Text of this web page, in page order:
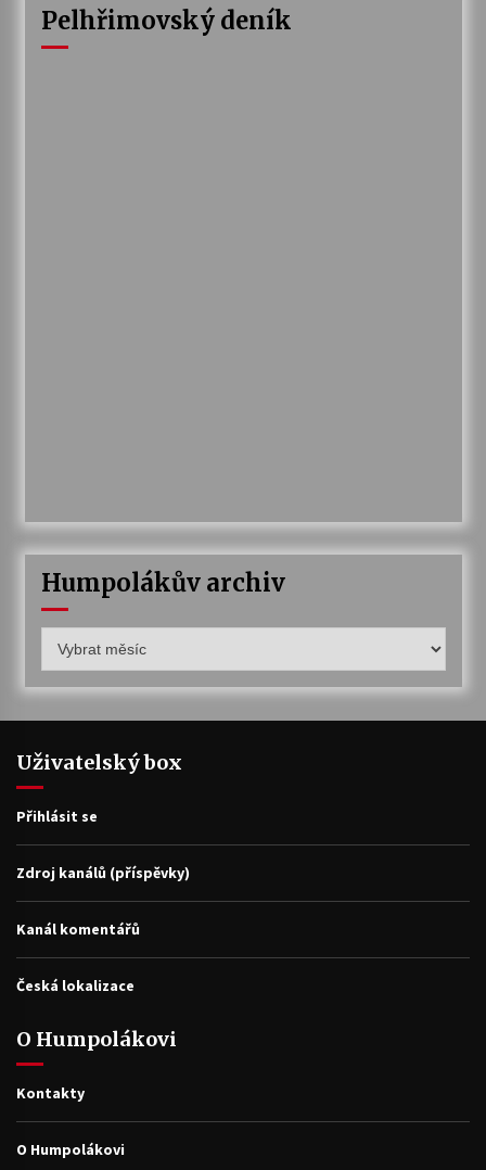
Pelhřimovský deník
Humpolákův archiv
archiv
Uživatelský box
Přihlásit se
Zdroj kanálů (příspěvky)
Kanál komentářů
Česká lokalizace
O Humpolákovi
Kontakty
O Humpolákovi